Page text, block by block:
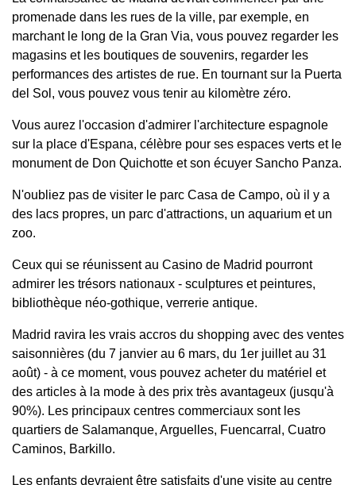
promenade dans les rues de la ville, par exemple, en
marchant le long de la Gran Via, vous pouvez regarder les
magasins et les boutiques de souvenirs, regarder les
performances des artistes de rue. En tournant sur la Puerta
del Sol, vous pouvez vous tenir au kilomètre zéro.
Vous aurez l'occasion d'admirer l'architecture espagnole
sur la place d'Espana, célèbre pour ses espaces verts et le
monument de Don Quichotte et son écuyer Sancho Panza.
N'oubliez pas de visiter le parc Casa de Campo, où il y a
des lacs propres, un parc d'attractions, un aquarium et un
zoo.
Ceux qui se réunissent au Casino de Madrid pourront
admirer les trésors nationaux - sculptures et peintures,
bibliothèque néo-gothique, verrerie antique.
Madrid ravira les vrais accros du shopping avec des ventes
saisonnières (du 7 janvier au 6 mars, du 1er juillet au 31
août) - à ce moment, vous pouvez acheter du matériel et
des articles à la mode à des prix très avantageux (jusqu'à
90%). Les principaux centres commerciaux sont les
quartiers de Salamanque, Arguelles, Fuencarral, Cuatro
Caminos, Barkillo.
Les enfants devraient être satisfaits d'une visite au centre